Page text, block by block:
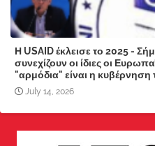
Η USAID έκλεισε το 2025 -
συνεχίζουν οι ίδιες οι
"αρμόδια" είναι η κυβέρνηση
July 14, 2026